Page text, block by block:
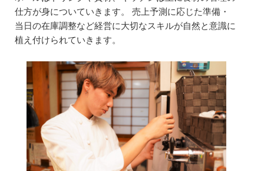
仕方が身についていきます。 売上予測に応じた準備・
当日の在庫調整など経営に大切なスキルが自然と意識に
植え付けられていきます。